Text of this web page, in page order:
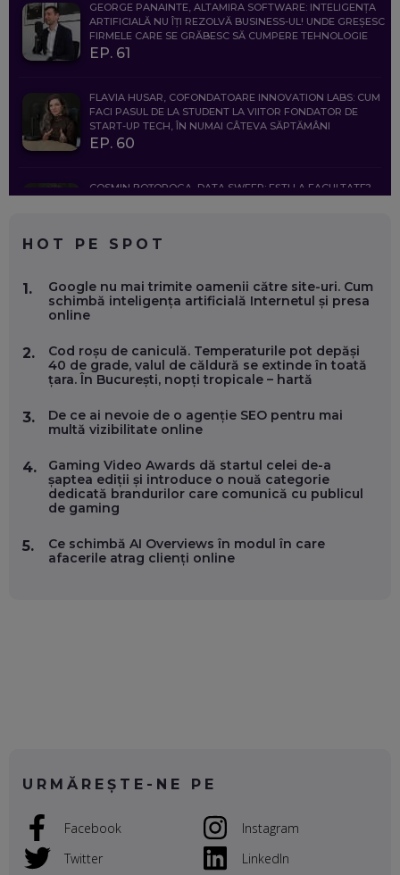
GEORGE PANAINTE, ALTAMIRA SOFTWARE: INTELIGENȚA
ARTIFICIALĂ NU ÎȚI REZOLVĂ BUSINESS-UL! UNDE GREȘESC
FIRMELE CARE SE GRĂBESC SĂ CUMPERE TEHNOLOGIE
EP. 61
FLAVIA HUSAR, COFONDATOARE INNOVATION LABS: CUM
FACI PASUL DE LA STUDENT LA VIITOR FONDATOR DE
START-UP TECH, ÎN NUMAI CÂTEVA SĂPTĂMÂNI
EP. 60
COSMIN BOȚOROGA, DATA SWEEP: EȘTI LA FACULTATE?
FOLOSEȘTI TEHNOLOGIA CA SĂ FII MAI BUN LA JOB. ȘI CUM
SE VA SCHIMBA MUNCA, ÎN URMĂTORII ANI
MARIUS PAȘCULEA, COFONDATOR AL KULTH: CUM
FOLOSEȘTI TEHNOLOGIA CA SĂ ÎȚI DESCHIZI DRUMUL
EP. 57
ANDREI AVĂDANEI, BIT SENTINEL: CUM ÎȚI PROTEJEZI
EFICIENT VIAȚA ONLINE. ȘI CARE SUNT PRIMII PAȘI ÎNTR-O
CARIERĂ DE „HACKER CU PERMIS”
EP. 56
DOINA VÎLCEANU, CONTENTSPEED: VREI SUCCES ONLINE?
ÎNVAȚĂ AEO ȘI GEO!
EP. 53
VOICU OPREAN (AROBS): CUM CONSTRUIEȘTI O COMPANIE
GLOBALĂ, FĂRĂ SĂ PIERZI LEGĂTURA CU COMUNITATEA
TA LOCALĂ - ȘI CE SĂ DAI ÎNAPOI
EP. 52
HOT PE SPOT
1.
Google nu mai trimite oamenii către site-uri. Cum
schimbă inteligența artificială Internetul și presa
online
2.
Cod roșu de caniculă. Temperaturile pot depăși
40 de grade, valul de căldură se extinde în toată
țara. În București, nopți tropicale – hartă
3.
De ce ai nevoie de o agenție SEO pentru mai
multă vizibilitate online
4.
Gaming Video Awards dă startul celei de-a
șaptea ediții și introduce o nouă categorie
dedicată brandurilor care comunică cu publicul
de gaming
5.
Ce schimbă AI Overviews în modul în care
afacerile atrag clienți online
URMĂREȘTE-NE PE
Facebook
Twitter
Instagram
LinkedIn